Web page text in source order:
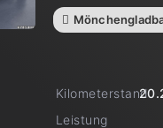
Kilometerstand
Leistung